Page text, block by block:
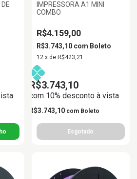
IMPRESSORA A1 MINI
COMBO
R$4.159,00
R$3.743,10 com Boleto
12 x de R$423,21
R$3.743,10
com 10% desconto à vista
R$3.743,10 com Boleto